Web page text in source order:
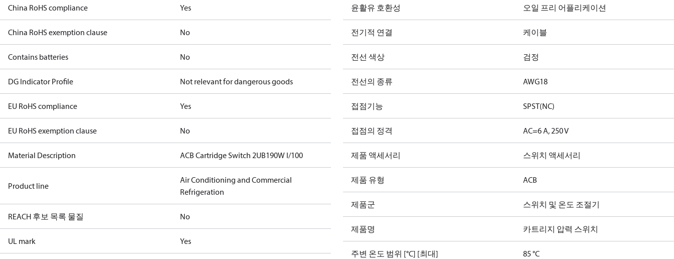
China RoHS compliance Yes
China RoHS exemption clause No
Contains batteries No
DG Indicator Profile Not relevant for dangerous goods
EU RoHS compliance Yes
EU RoHS exemption clause No
Material Description ACB Cartridge Switch 2UB190W I/100
Product line
Air Conditioning and Commercial
Refrigeration
REACH 후보 목록 물질 No
UL mark Yes
윤활유 호환성 오일 프리 어플리케이션
전기적 연결 케이블
전선 색상 검정
전선의 종류 AWG18
접점기능 SPST(NC)
접점의 정격 AC=6 A, 250 V
제품 액세서리 스위치 액세서리
제품 유형 ACB
제품군 스위치 및 온도 조절기
제품명 카트리지 압력 스위치
주변 온도 범위 [°C] [최대] 85 °C